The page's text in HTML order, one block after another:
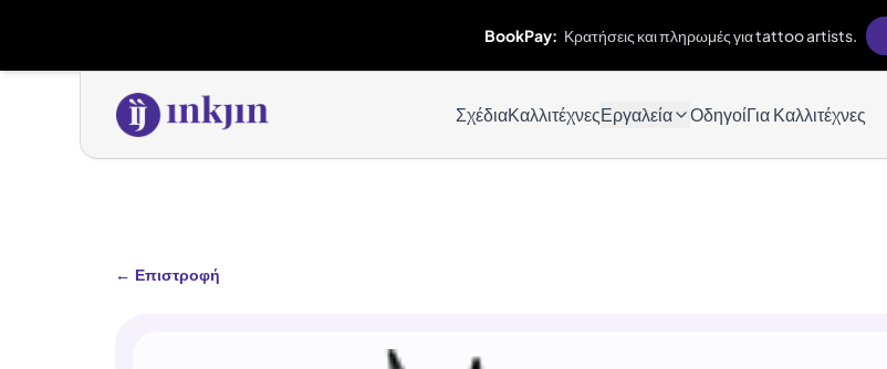
BookPay: Κρατήσεις και πληρωμές για tattoo artists.
ΣχέδιαΚαλλιτέχνεςΕργαλεία ΟδηγοίΓια Καλλιτέχνες
← Επιστροφή